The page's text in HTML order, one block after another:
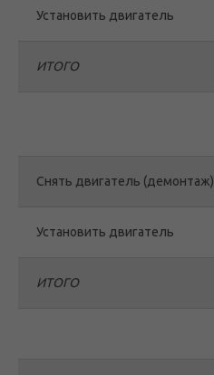
Установить двигатель
ИТОГО
Снять двигатель (демонтаж)
Установить двигатель
ИТОГО